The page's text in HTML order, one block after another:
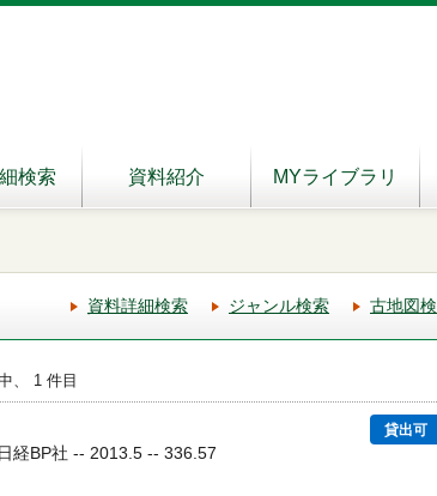
検索 資料紹介 MYライブラリ
資料詳細検索 ジャンル検索 古地図
、 1 件目
貸出可
経BP社 -- 2013.5 -- 336.57